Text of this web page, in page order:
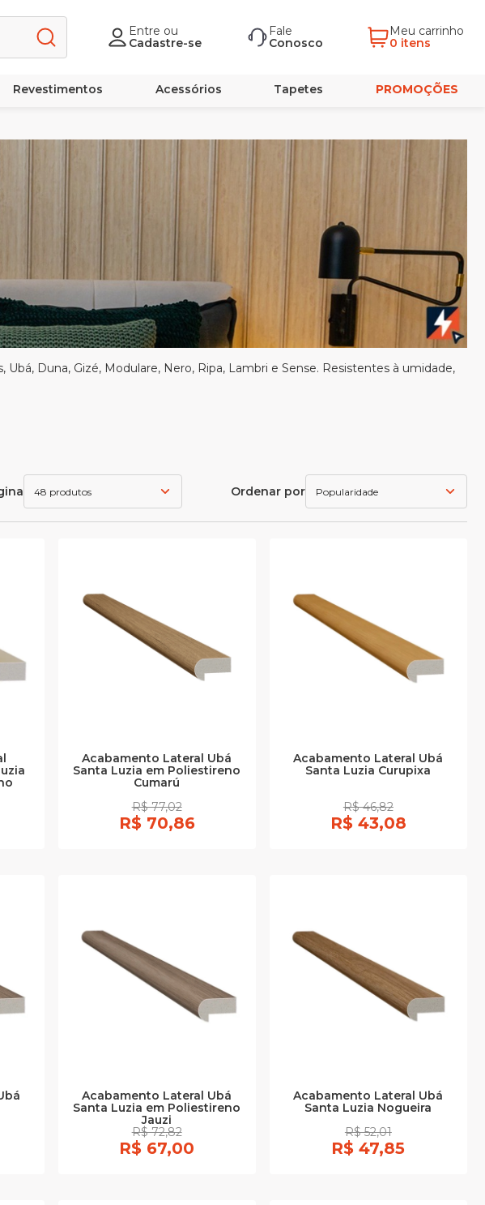
Entre ou
Cadastre-se
Fale
Conosco
Meu carrinho
0 itens
Revestimentos Acessórios Tapetes PROMOÇÕES
Duna, Gizé, Modulare, Nero, Ripa, Lambri e Sense. Resistentes à umidade,
48 produtos Ordenar por Popularidade
Acabamento Lateral Ubá
Santa Luzia em Poliestireno
Cumarú
R$ 77,02
R$ 70,86
Acabamento Lateral Ubá
Santa Luzia Curupixa
R$ 46,82
R$ 43,08
Acabamento Lateral Ubá
Santa Luzia em Poliestireno
Jauzi
R$ 72,82
R$ 67,00
Acabamento Lateral Ubá
Santa Luzia Nogueira
R$ 52,01
R$ 47,85